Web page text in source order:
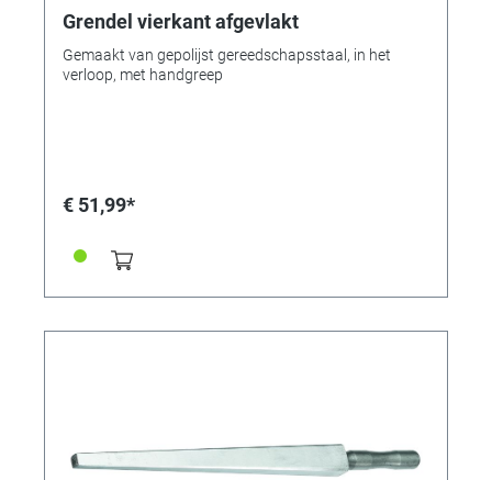
Grendel vierkant afgevlakt
Gemaakt van gepolijst gereedschapsstaal, in het
verloop, met handgreep
€ 51,99*